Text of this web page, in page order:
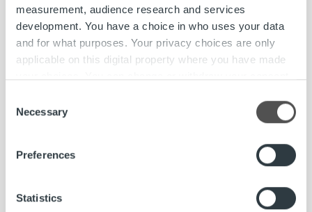
measurement, audience research and services
development. You have a choice in who uses your data
and for what purposes. Your privacy choices are only
applicable on this digital property where you have made
the Privacy trigger icon.
Find out more about how your personal data is processed
and set your preferences in the
We use cookies to personalise content and ads, to
Selection
Necessary
Preferences
Statistics
Ropon sivusto osana Nälkäpäivä-keräystä